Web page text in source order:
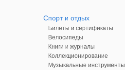
Спорт и отдых
Билеты и сертификаты
Велосипеды
Книги и журналы
Коллекционирование
Музыкальные инструменты